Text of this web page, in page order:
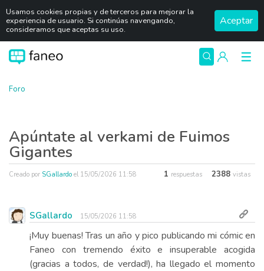
Usamos cookies propias y de terceros para mejorar la
experiencia de usuario. Si continúas navengando,
consideramos que aceptas su uso.
Aceptar
Foro
Apúntate al verkami de Fuimos
Gigantes
Creado por SGallardo el 15/05/2026 11:58 1 respuestas 2388 vistas
SGallardo 15/05/2026 11:58
¡Muy buenas! Tras un año y pico publicando mi cómic en
Faneo con tremendo éxito e insuperable acogida
(gracias a todos, de verdad!), ha llegado el momento